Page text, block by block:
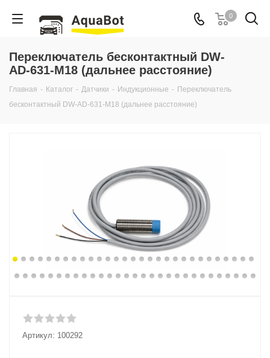
0
Переключатель бесконтактный DW-
AD-631-M18 (дальнее расстояние)
Главная - Каталог - Датчики - Индукционные - Переключатель
бесконтактный DW-AD-631-M18 (дальнее расстояние)
Артикул: 100292